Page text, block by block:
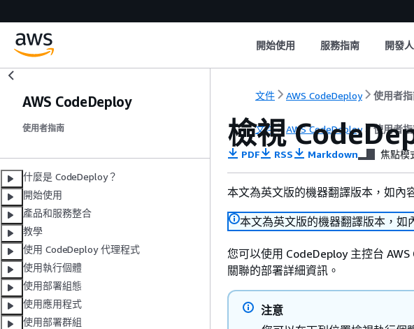
開始使用 服務指南 開發
AWS CodeDeploy
使用者指南
什麼是 CodeDeploy？
開始使用
產品和服務整合
教學
使用 CodeDeploy 代理程式
使用執行個體
使用部署組態
使用應用程式
使用部署群組
文件 AWS CodeDeploy 使用者
文件 AWS CodeDeploy 使用者指
檢視
PDF RSS Markdown 焦點模
本文為英文版的機器翻譯版本，如內
本文為英文版的機器翻譯版本，如
您可以使用 CodeDeploy 主控台
關聯的部署詳細資訊。
注意